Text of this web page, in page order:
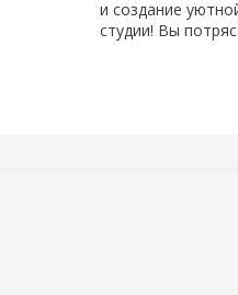
и создание
студии! Вы